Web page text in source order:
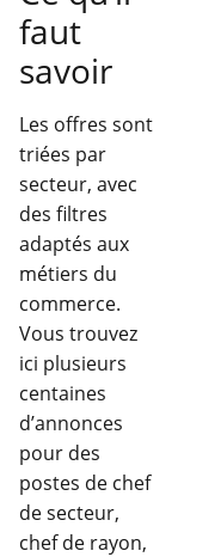
faut
savoir
Les offres sont
triées par
secteur, avec
des filtres
adaptés aux
métiers du
commerce.
Vous trouvez
ici plusieurs
centaines
d’annonces
pour des
postes de chef
de secteur,
chef de rayon,